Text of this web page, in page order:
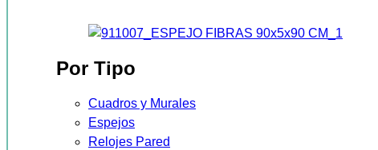
Por Tipo
Cuadros y Murales
Espejos
Relojes Pared